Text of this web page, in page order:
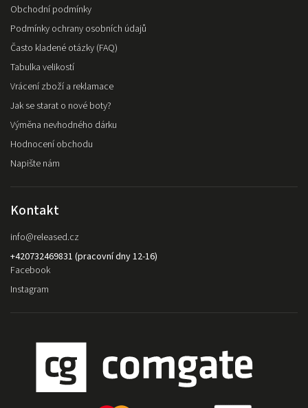
Obchodní podmínky
Podmínky ochrany osobních údajů
Často kladené otázky (FAQ)
Tabulka velikostí
Vrácení zboží a reklamace
Jak se starat o nové boty?
Výměna nevhodného dárku
Hodnocení obchodu
Napište nám
Kontakt
info@released.cz
+420732469831 (pracovní dny 12-16)
Facebook
Instagram